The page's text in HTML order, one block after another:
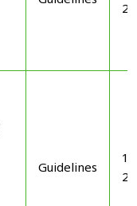
Guidelines